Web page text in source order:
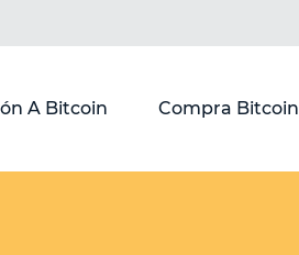
A Bitcoin Compra Bitcoin